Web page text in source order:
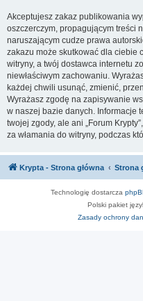
Akceptujesz zakaz publikowania
oszczerczym, propagującym treści
naruszającym cudze prawa
zakazu może skutkować dla ciebie
witryny, a twój dostawca internetu
niewłaściwym zachowaniu.
każdej chwili usunąć, zmienić,
Wyrażasz zgodę na zapisywanie
w naszej bazie danych. Informacje
twojej zgody, ale ani „Forum
za włamania do witryny, podczas
Krypta - Strona główna Strona
Technologię dostarcza
Polski pakiet
Zasady ochrony